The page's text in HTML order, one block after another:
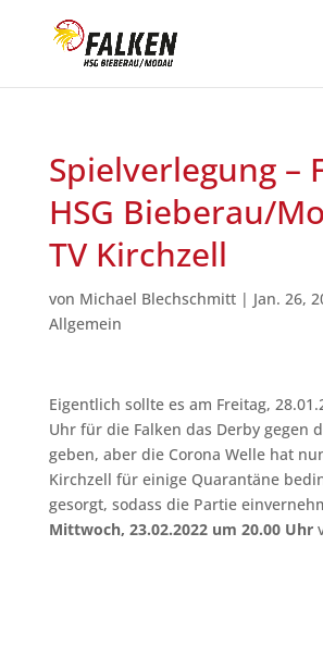
Spielverlegung –
HSG Bieberau/
TV Kirchzell
von Michael Blechschmitt| Jan. 26,
Allgemein
Eigentlich sollte es am Freitag,
Uhr für die Falken das Derby gegen
geben, aber die Corona Welle hat
Kirchzell für einige Quarantäne
gesorgt, sodass die Partie
Mittwoch, 23.02.2022 um 20.00 Uhr